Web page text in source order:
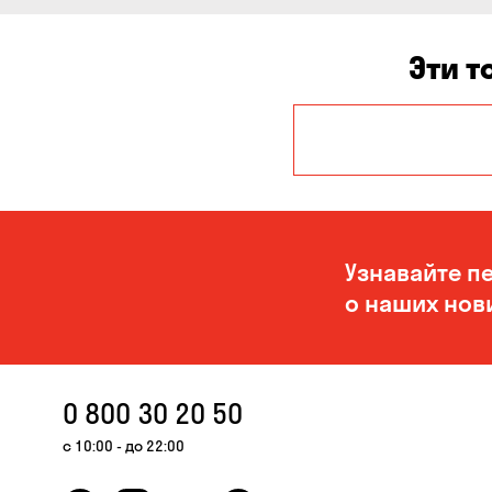
Эти
Вита-Почтовая
Кропивницкий
Николаев
Орловщина
Узнавайте
о наших
0 800 30 20 50
с 10:00 - до 22:00